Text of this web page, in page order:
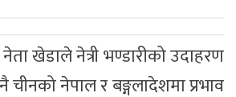
खेडाले नेत्री भण्डारीको उदाहरण
चीनको नेपाल र बङ्गलादेशमा प्रभाव